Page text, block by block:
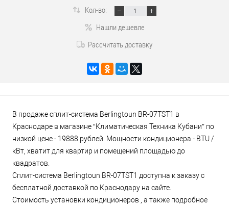
Кол-во:
Нашли дешевле
Рассчитать доставку
В продаже сплит-система Berlingtoun BR-07TST1 в
Краснодаре в магазине “Климатическая Техника Кубани” по
низкой цене - 19888 рублей. Мощности кондиционера - BTU /
кВт, хватит для квартир и помещений площадью до
квадратов.
Сплит-система Berlingtoun BR-07TST1 доступна к заказу с
бесплатной доставкой по Краснодару на сайте.
Стоимость установки кондиционеров , а также подробное